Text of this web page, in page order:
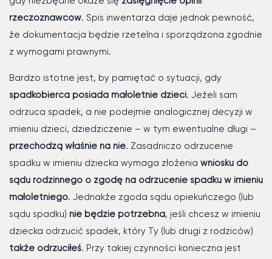
rzeczoznawców. Spis inwentarza daje jednak pewność,
że dokumentacja będzie rzetelna i sporządzona zgodnie
z wymogami prawnymi.
Bardzo istotne jest, by pamiętać o sytuacji, gdy
spadkobierca posiada małoletnie dzieci. Jeżeli sam
odrzuca spadek, a nie podejmie analogicznej decyzji w
imieniu dzieci, dziedziczenie – w tym ewentualne długi –
przechodzą właśnie na nie. Zasadniczo odrzucenie
spadku w imieniu dziecka wymaga złożenia wniosku do
sądu rodzinnego o zgodę na odrzucenie spadku w imieniu
małoletniego. Jednakże zgoda sądu opiekuńczego (lub
sądu spadku) nie będzie potrzebna, jeśli chcesz w imieniu
dziecka odrzucić spadek, który Ty (lub drugi z rodziców)
także odrzuciłeś. Przy takiej czynności konieczna jest